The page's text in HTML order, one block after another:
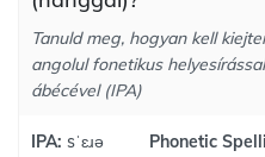
Tanuld meg, hogyan kell
angolul fonetikus
ábécével (IPA)
IPA: sˈɛɹə Phonetic